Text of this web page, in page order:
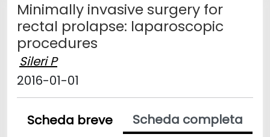
Minimally invasive surgery for
rectal prolapse: laparoscopic
procedures
Sileri P
2016-01-01
Scheda breve
Scheda completa